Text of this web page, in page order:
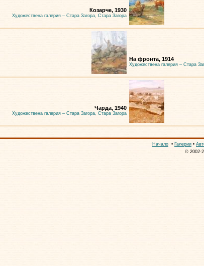
Козарче, 1930
Художествена галерия – Стара Загора, Стара Загора
На фронта, 1914
Художествена галерия – Стара
Чарда, 1940
Художествена галерия – Стара Загора, Стара Загора
Начало • Галерии •
© 2002-